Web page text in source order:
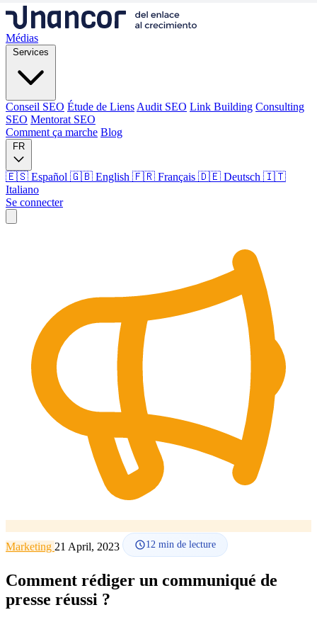
Médias
Services
Conseil SEO Étude de Liens Audit SEO Link Building Consulting
SEO Mentorat SEO
Comment ça marche Blog
FR
🇪🇸 Español 🇬🇧 English 🇫🇷 Français 🇩🇪 Deutsch 🇮🇹
Italiano
Se connecter
Étude de LiensAudit SEO Link Building
Consulting
Mentorat SEO
Comment ça marche Blog
Langue
🇪🇸 ES
🇬🇧 EN 🇫🇷 FR 🇩🇪 DE
Se connecter
Marketing 21 April, 2023 12 min de lecture
Comment rédiger un communiqué de
presse réussi ?